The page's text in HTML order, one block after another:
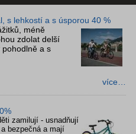
s lehkostí a s úsporou 40 %
méně
zdolat delší
pohodlně a s
více…
zamilují - usnadňují
bezpečná a mají